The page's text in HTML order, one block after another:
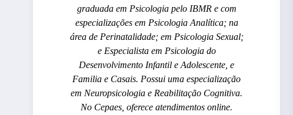
graduada em Psicologia pelo IBMR e com
especializações em Psicologia Analítica; na
área de Perinatalidade; em Psicologia Sexual;
e Especialista em Psicologia do
Desenvolvimento Infantil e Adolescente, e
Familia e Casais. Possui uma especialização
em Neuropsicologia e Reabilitação Cognitiva.
No Cepaes, oferece atendimentos online.